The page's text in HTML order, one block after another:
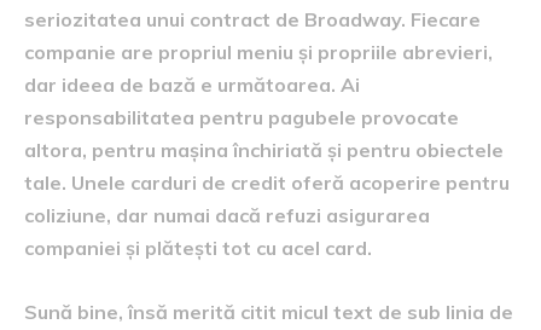
seriozitatea unui contract de Broadway. Fiecare
companie are propriul meniu și propriile abrevieri,
dar ideea de bază e următoarea. Ai
responsabilitatea pentru pagubele provocate
altora, pentru mașina închiriată și pentru obiectele
tale. Unele carduri de credit oferă acoperire pentru
coliziune, dar numai dacă refuzi asigurarea
companiei și plătești tot cu acel card.
Sună bine, însă merită citit micul text de sub linia de